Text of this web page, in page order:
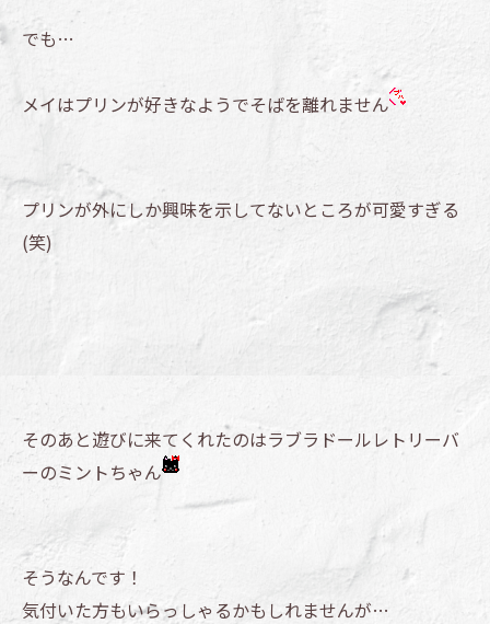
でも…
メイはプリンが好きなようでそばを離れません
プリンが外にしか興味を示してないところが可愛すぎる
(笑)
そのあと遊びに来てくれたのはラブラドールレトリーバ
ーのミントちゃん
そうなんです！
気付いた方もいらっしゃるかもしれませんが…